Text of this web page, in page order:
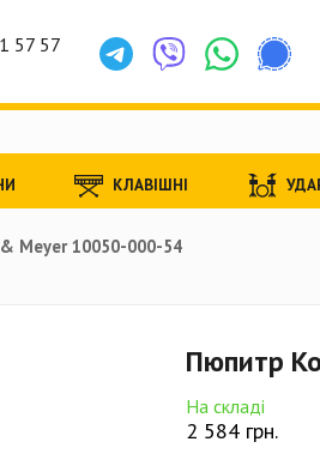
Meyer 10050-000-54
Пюпитр
На складі
2 584 грн.
57 57
КЛАВІШНІ